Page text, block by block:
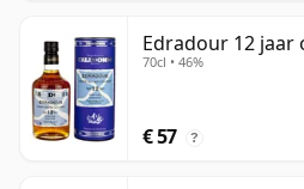
Edradour 12 jaar
70cl • 46%
€ 57 ?